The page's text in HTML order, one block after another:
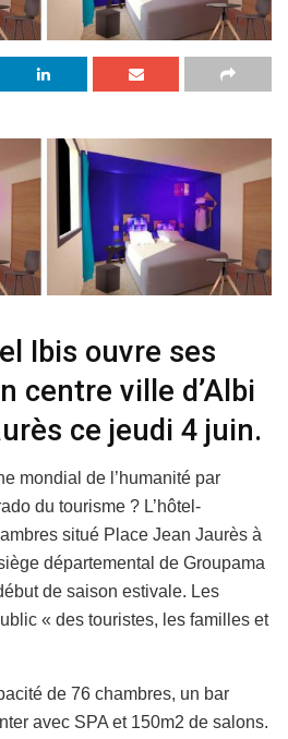
Ibis ouvre ses
centre ville d’Albi
ce jeudi 4 juin.
mondial de l’humanité par
du tourisme ? L’hôtel-
situé Place Jean Jaurès à
départemental de Groupama
de saison estivale. Les
« des touristes, les familles et
de 76 chambres, un bar
avec SPA et 150m2 de salons.